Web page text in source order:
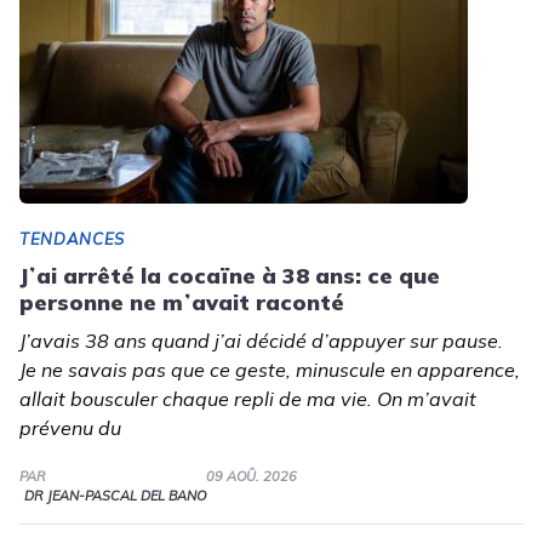
TENDANCES
Jʼai arrêté la cocaïne à 38 ans: ce que
personne ne mʼavait raconté
J’avais 38 ans quand j’ai décidé d’appuyer sur pause.
Je ne savais pas que ce geste, minuscule en apparence,
allait bousculer chaque repli de ma vie. On m’avait
prévenu du
PAR
DR JEAN-PASCAL DEL BANO
09 AOÛ. 2026